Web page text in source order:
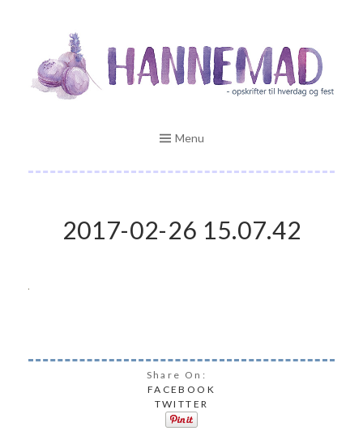
content
HANNEMAD.DK
Opskrifter til hverdag og fest
Menu
2017-02-26 15.07.42
Share On:
FACEBOOK
TWITTER